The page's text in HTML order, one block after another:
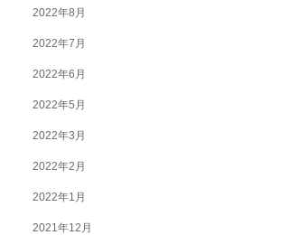
2022年8月
2022年7月
2022年6月
2022年5月
2022年3月
2022年2月
2022年1月
2021年12月